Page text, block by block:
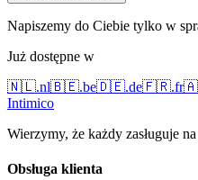
Napiszemy do Ciebie tylko w
Już dostępne w
🇳🇱.nl🇧🇪.be🇩🇪.de🇫🇷.fr
Intimico
Wierzymy, że każdy zasługuje
Obsługa klienta